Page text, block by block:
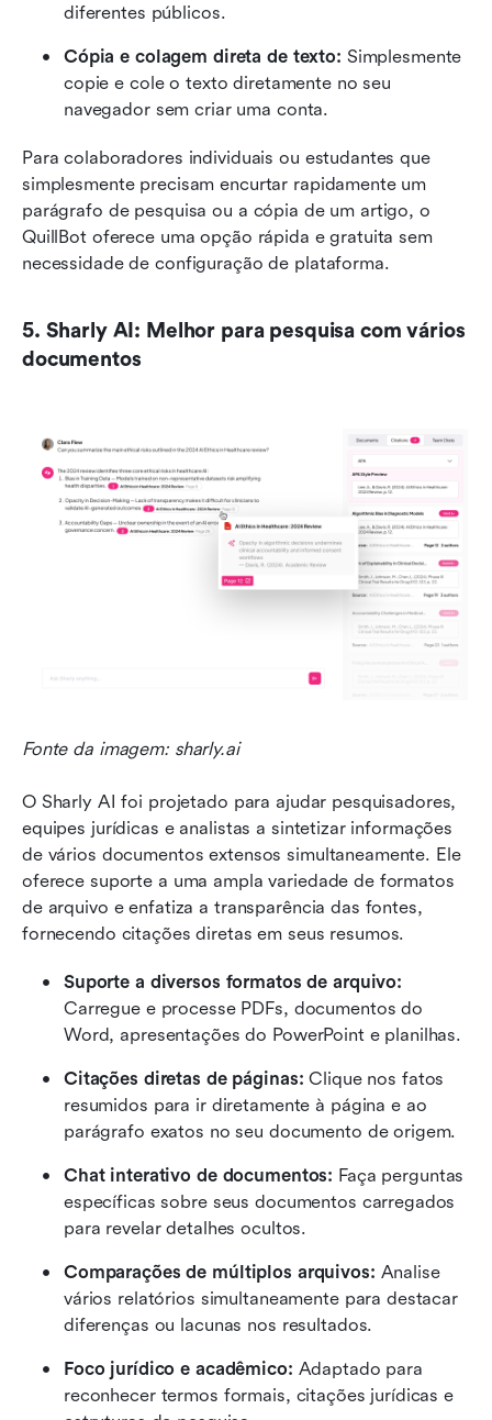
diferentes públicos.
Cópia e colagem direta de texto: Simplesmente
copie e cole o texto diretamente no seu
navegador sem criar uma conta.
Para colaboradores individuais ou estudantes que
simplesmente precisam encurtar rapidamente um
parágrafo de pesquisa ou a cópia de um artigo, o
QuillBot oferece uma opção rápida e gratuita sem
necessidade de configuração de plataforma.
5. Sharly AI: Melhor para pesquisa com vários
documentos
Fonte da imagem: sharly.ai
O Sharly AI foi projetado para ajudar pesquisadores,
equipes jurídicas e analistas a sintetizar informações
de vários documentos extensos simultaneamente. Ele
oferece suporte a uma ampla variedade de formatos
de arquivo e enfatiza a transparência das fontes,
fornecendo citações diretas em seus resumos.
Carregue e processe PDFs, documentos do
Word, apresentações do PowerPoint e planilhas.
Citações diretas de páginas: Clique nos fatos
resumidos para ir diretamente à página e ao
parágrafo exatos no seu documento de origem.
Chat interativo de documentos: Faça perguntas
específicas sobre seus documentos carregados
para revelar detalhes ocultos.
Comparações de múltiplos arquivos: Analise
vários relatórios simultaneamente para destacar
diferenças ou lacunas nos resultados.
Foco jurídico e acadêmico: Adaptado para
reconhecer termos formais, citações jurídicas e